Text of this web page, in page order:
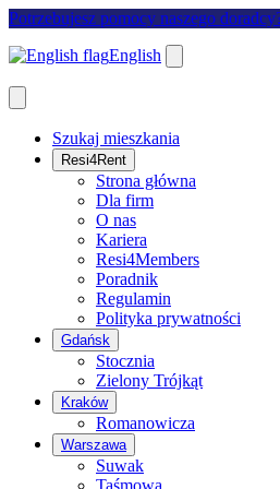
Potrzebujesz pomocy naszego
English
Szukaj mieszkania
Resi4Rent
Strona główna
Dla firm
O nas
Kariera
Resi4Members
Poradnik
Regulamin
Polityka prywatności
Gdańsk
Stocznia
Zielony Trójkąt
Kraków
Romanowicza
Warszawa
Suwak
Taśmowa